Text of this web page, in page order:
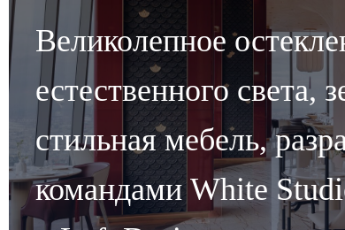
Великолепное
естественного света,
стильная мебель,
командами White